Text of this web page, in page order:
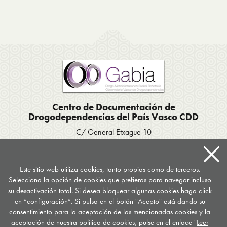
Centro de Documentación de
Drogodependencias del País Vasco CDD
C/ General Etxague 10
Apartado postal 667
documentacion@drogomedia.com
Síguenos en...
Este sitio web utiliza cookies, tanto propias como de terceros.
Selecciona la opción de cookies que prefieras para navegar incluso
su desactivación total. Si desea bloquear algunas cookies haga click
en “configuración”. Si pulsa en el botón "Acepto" está dando su
consentimiento para la aceptación de las mencionadas cookies y la
aceptación de nuestra política de cookies, pulse en el enlace "Leer